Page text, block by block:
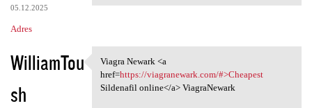
05.12.2025
Adres
WilliamTou
sh
Viagra Newark <a href=https:/
Viagra Newark <a
href=https://viagranewark.com/#>Cheapest
Sildenafil online</a> ViagraNewark